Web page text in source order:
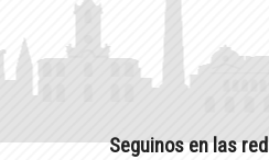
Seguinos en las